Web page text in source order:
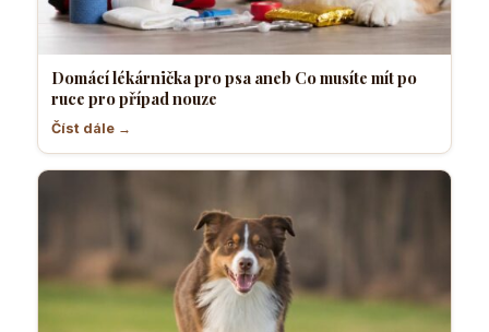
Domácí lékárnička pro psa aneb Co musíte mít po
ruce pro případ nouze
Číst dále →